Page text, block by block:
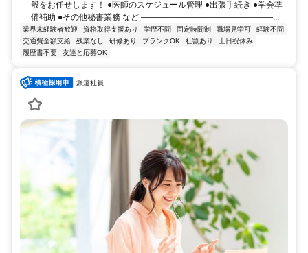
般をお任せします！ ●医師のスケジュール管理 ●出張手続き ●学会準
備補助 ●その他秘書業務 など ――――――――――――――――...
業界未経験者歓迎 資格取得支援あり 学歴不問 固定時間制 職場見学可
経験不問
交通費全額支給
残業なし 研修あり ブランクOK 社割あり
土日祝休み
履歴書不要
友達と応募OK
派遣社員